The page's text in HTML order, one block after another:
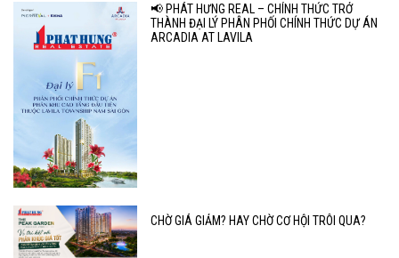
📢 PHÁT HƯNG REAL – CHÍNH THỨC TRỞ
THÀNH ĐẠI LÝ PHÂN PHỐI CHÍNH THỨC DỰ ÁN
ARCADIA AT LAVILA
CHỜ GIÁ GIẢM? HAY CHỜ CƠ HỘI TRÔI QUA?